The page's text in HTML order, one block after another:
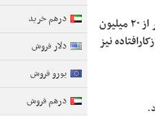
مجموع حقوق و مزایای دریافتی آنان کمتر از ۲۰ میلیون
نیز
درهم خرید
دلار فروش
یورو فروش
درهم فروش